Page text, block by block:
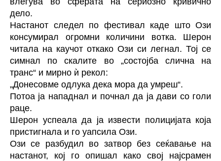
дело.
Настанот следел по фестивал каде што Ози
консумирал огромни количини вотка. Шерон
читала на каучот откако Ози си легнал. Тој се
симнал по скалите во „состојба слична на
транс“ и мирно ѝ рекол:
„Донесовме одлука дека мора да умреш“.
Потоа ја нападнал и почнал да ја дави со голи
раце.
Шерон успеала да ја извести полицијата која
пристигнала и го уапсила Ози.
Ози се разбудил во затвор без сеќавање на
настанот, кој го опишал како свој најсрамен